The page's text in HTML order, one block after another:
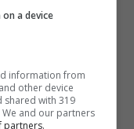
sembra
in merito a
di salute.
annunciato
Roma per il
a device
information from
other device
shared with 319
and our partners
partners.